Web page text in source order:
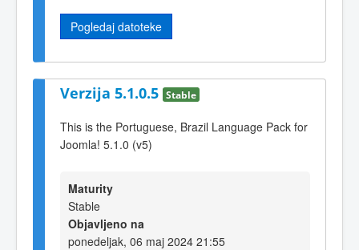
Pogledaj datoteke
Verzija 5.1.0.5 Stable
This is the Portuguese, Brazil Language Pack for
Joomla! 5.1.0 (v5)
Maturity
Stable
Objavljeno na
ponedeljak, 06 maj 2024 21:55